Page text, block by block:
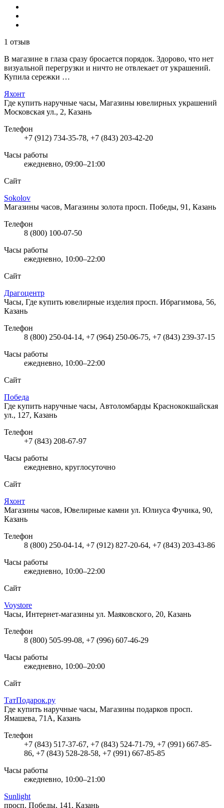
1 отзыв
В магазине в глаза сразу бросается порядок. Здорово, что нет
визуальной перегрузки и ничто не отвлекает от украшений.
Купила сережки …
Яхонт
Где купить наручные часы, Магазины ювелирных украшений
Московская ул., 2, Казань
Телефон
+7 (912) 734-35-78, +7 (843) 203-42-20
Часы работы
ежедневно, 09:00–21:00
Сайт
Sokolov
Магазины часов, Магазины золота просп. Победы, 91, Казань
Телефон
8 (800) 100-07-50
Часы работы
ежедневно, 10:00–22:00
Сайт
Драгоцентр
Часы, Где купить ювелирные изделия просп. Ибрагимова, 56,
Казань
Телефон
8 (800) 250-04-14, +7 (964) 250-06-75, +7 (843) 239-37-15
Часы работы
ежедневно, 10:00–22:00
Сайт
Победа
Где купить наручные часы, Автоломбарды Краснококшайская
ул., 127, Казань
Телефон
+7 (843) 208-67-97
Часы работы
ежедневно, круглосуточно
Сайт
Яхонт
Магазины часов, Ювелирные камни ул. Юлиуса Фучика, 90,
Казань
Телефон
8 (800) 250-04-14, +7 (912) 827-20-64, +7 (843) 203-43-86
Часы работы
ежедневно, 10:00–22:00
Сайт
Voystore
Часы, Интернет-магазины ул. Маяковского, 20, Казань
Телефон
8 (800) 505-99-08, +7 (996) 607-46-29
Часы работы
ежедневно, 10:00–20:00
Сайт
ТатПодарок.ру
Где купить наручные часы, Магазины подарков просп.
Ямашева, 71А, Казань
Телефон
+7 (843) 517-37-67, +7 (843) 524-71-79, +7 (991) 667-85-
86, +7 (843) 528-28-58, +7 (991) 667-85-85
Часы работы
ежедневно, 10:00–21:00
Sunlight
просп. Победы, 141, Казань